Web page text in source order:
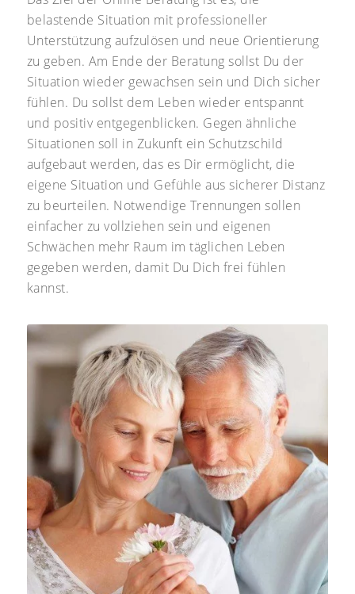
belastende Situation mit professioneller
Unterstützung aufzulösen und neue Orientierung
zu geben. Am Ende der Beratung sollst Du der
Situation wieder gewachsen sein und Dich sicher
fühlen. Du sollst dem Leben wieder entspannt
und positiv entgegenblicken. Gegen ähnliche
Situationen soll in Zukunft ein Schutzschild
aufgebaut werden, das es Dir ermöglicht, die
eigene Situation und Gefühle aus sicherer Distanz
zu beurteilen. Notwendige Trennungen sollen
einfacher zu vollziehen sein und eigenen
Schwächen mehr Raum im täglichen Leben
gegeben werden, damit Du Dich frei fühlen
kannst.